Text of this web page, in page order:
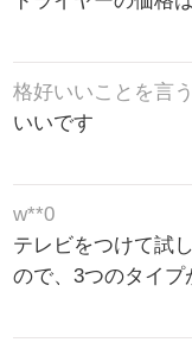
格好いいことを言う
いいです
w**0
テレビをつけて試
ので、3つのタイプ